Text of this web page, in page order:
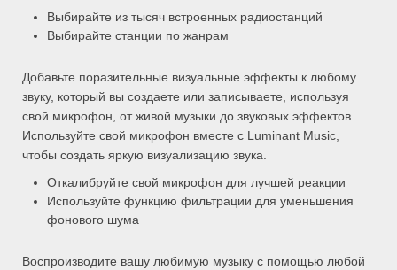
Выбирайте из тысяч встроенных радиостанций
Выбирайте станции по жанрам
Добавьте поразительные визуальные эффекты к любому
звуку, который вы создаете или записываете, используя
свой микрофон, от живой музыки до звуковых эффектов.
Используйте свой микрофон вместе с Luminant Music,
чтобы создать яркую визуализацию звука.
Откалибруйте свой микрофон для лучшей реакции
Используйте функцию фильтрации для уменьшения
фонового шума
Воспроизводите вашу любимую музыку с помощью любой